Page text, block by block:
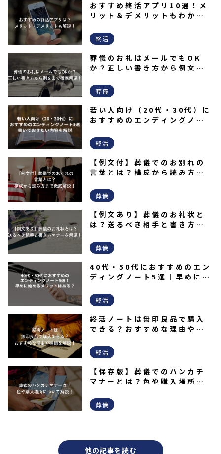
おすすめ終活アプリ10選！メ
リット＆デメリットもわかり
終活
葬儀のお礼はメールでもOK
か？正しい書き方から例文ま
葬儀
若い人向け（20代・30代）に
おすすめのエンディングノー
解説
終活
【例文付】葬儀でのお別れの
言葉とは？構成から読み方ま
葬儀
【例文あり】葬儀のお礼状と
は？送るべき相手と書き方マ
葬儀
40代・50代におすすめのエン
ディングノート5選｜早めに始
終活
終活ノートは無印良品で購入
できる？おすすめな理由や種
終活
【保存版】葬儀でのハンカチ
マナーとは？色や購入場所な
葬儀
他の記事を読む